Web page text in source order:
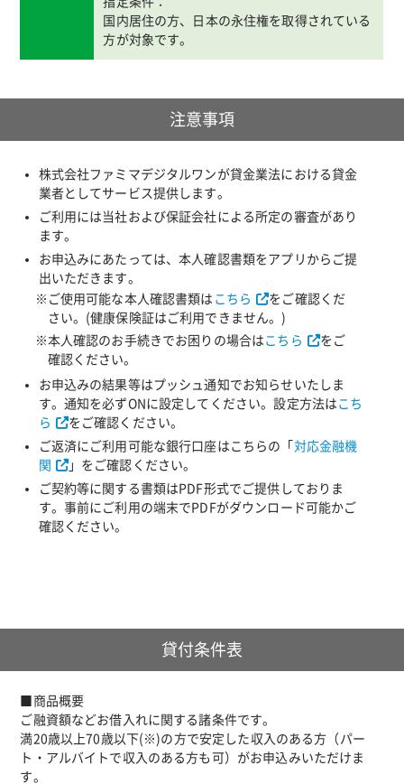
国内居住の方、日本の永住権を取得されている
方が対象です。
注意事項
株式会社ファミマデジタルワンが貸金業法における貸金
業者としてサービス提供します。
ご利用には当社および保証会社による所定の審査があり
ます。
お申込みにあたっては、本人確認書類をアプリからご提
出いただきます。
※ご使用可能な本人確認書類は こちら
をご確認くだ
さい。(健康保険証はご利用できません。)
※本人確認のお手続きでお困りの場合は こちら
をご
確認ください。
お申込みの結果等はプッシュ通知でお知らせいたしま
す。通知を必ずONに設定してください。設定方法は こち
ら
をご確認ください。
ご返済にご利用可能な銀行口座はこちらの「 対応金融機
関
」をご確認ください。
ご契約等に関する書類はPDF形式でご提供しておりま
す。事前にご利用の端末でPDFがダウンロード可能かご
確認ください。
貸付条件表
■商品概要
ご融資額などお借入れに関する諸条件です。
満20歳以上70歳以下(※)の方で安定した収入のある方（パー
ト・アルバイトで収入のある方も可）がお申込みいただけま
す。